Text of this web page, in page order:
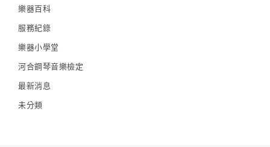
樂器百科
服務紀錄
樂器小學堂
河合鋼琴音樂檢定
最新消息
未分類